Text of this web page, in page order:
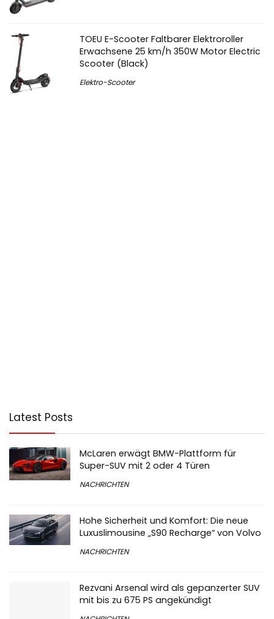
TOEU E-Scooter Faltbarer Elektroroller
Erwachsene 25 km/h 350W Motor Electric
Scooter (Black)
Elektro-Scooter
Latest Posts
McLaren erwägt BMW-Plattform für
Super-SUV mit 2 oder 4 Türen
NACHRICHTEN
Hohe Sicherheit und Komfort: Die neue
Luxuslimousine „S90 Recharge“ von Volvo
NACHRICHTEN
Rezvani Arsenal wird als gepanzerter SUV
mit bis zu 675 PS angekündigt